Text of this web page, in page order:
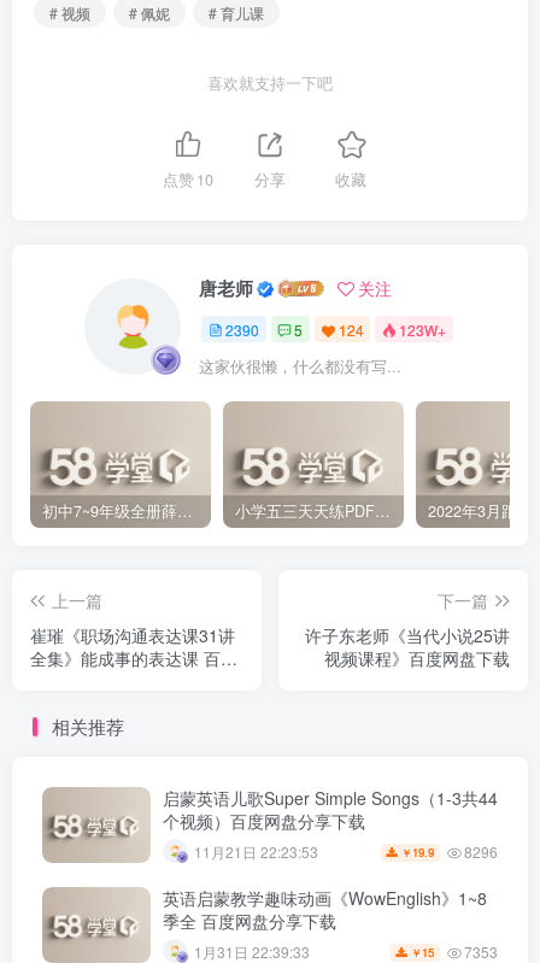
# 视频
# 佩妮 # 育儿课
喜欢就支持一下吧
点赞10 分享 收藏
唐老师 关注
2390 5 124 123W+
这家伙很懒，什么都没有写...
初中7~9年级全册薛金星中学教材全解PDF 百度网盘分享下载 小学五三天天练PDF（压缩打包）百度网盘分享下载
上一篇
崔璀《职场沟通表达课31讲
全集》能成事的表达课 百度
下一篇
许子东老师《当代小说25讲
视频课程》百度网盘下载
相关推荐
启蒙英语儿歌Super Simple Songs（1-3共44
个视频）百度网盘分享下载
11月21日 22:23:53 ￥ 19.9 8296
英语启蒙教学趣味动画《WowEnglish》1~8
季全 百度网盘分享下载
1月31日 22:39:33 ￥ 15 7353